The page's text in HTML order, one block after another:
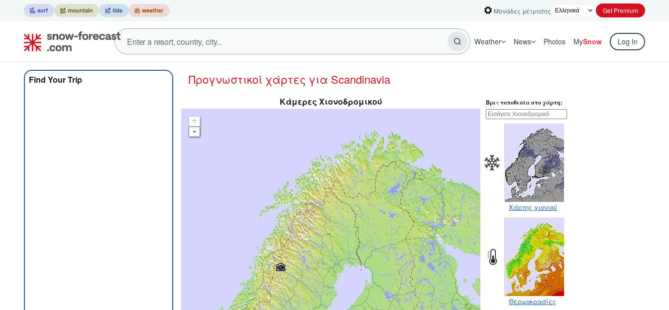
Μονάδες μέτρησης Get Premium
Weather News Photos MySnow Log In
Find Your Trip Προγνωστικοί χάρτες για Scandinavia
Κάμερες Χιονοδρομικού
+
-
Βρες τοποθεσία στο χάρτη:
Χάρτης χιονιού
Θερμοκρασίες